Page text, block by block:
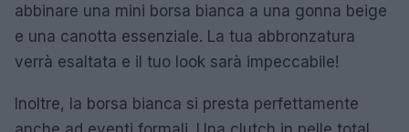
abbinare una mini borsa bianca a una gonna beige
e una canotta essenziale. La tua abbronzatura
verrà esaltata e il tuo look sarà impeccabile!
Inoltre, la borsa bianca si presta perfettamente